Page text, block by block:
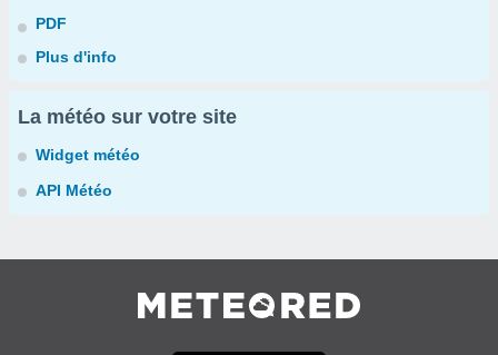
PDF
Plus d'info
La météo sur votre site
Widget météo
API Météo